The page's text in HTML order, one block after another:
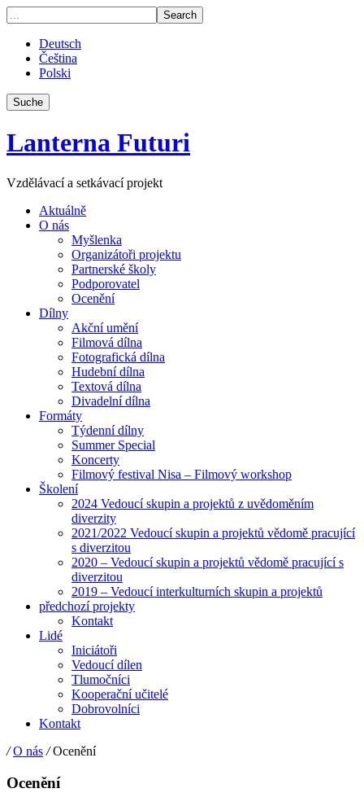
Deutsch
Čeština
Polski
Suche
Lanterna Futuri
Vzdělávací a setkávací projekt
Aktuálně
O nás
Myšlenka
Organizátoři projektu
Partnerské školy
Podporovatel
Ocenění
Dílny
Akční umění
Filmová dílna
Fotografická dílna
Hudební dílna
Textová dílna
Divadelní dílna
Formáty
Týdenní dílny
Summer Special
Koncerty
Filmový festival Nisa – Filmový workshop
Školení
2024 Vedoucí skupin a projektů z uvědoměním
diverzity
2021/2022 Vedoucí skupin a projektů vědomě pracující
s diverzitou
2020 – Vedoucí skupin a projektů vědomě pracující s
diverzitou
2019 – Vedoucí interkulturních skupin a projektů
předchozí projekty
Kontakt
Lidé
Iniciátoři
Vedoucí dílen
Tlumočníci
Kooperační učitelé
Dobrovolníci
Kontakt
/ O nás / Ocenění
Ocenění